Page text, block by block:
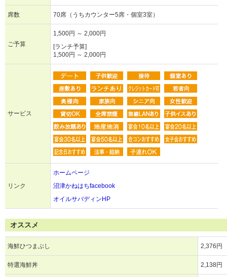
席数 70席（うちカウンター5席・個室3室）
ご予算
1,500円 ～ 2,000円
[ランチ予算]
1,500円 ～ 2,000円
サービス
リンク
ホームページ
沼津かねはちfacebook
オイルサバディンHP
オススメ
海鮮ひつまぶし 2,376円
特選海鮮丼 2,138円